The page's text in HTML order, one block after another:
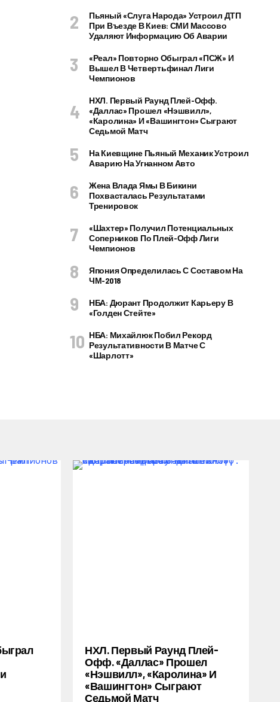
Пьяный «слуга Народа» Устроил ДТП
При Въезде В Киев: СМИ Массово
Удаляют Информацию Об Аварии
«Реал» Повторно Обыграл «ПСЖ» И
Вышел В Четвертьфинал Лиги
Чемпионов
НХЛ. Первый Раунд Плей-Офф.
«Даллас» Прошел «Нэшвилл»,
«Каролина» И «Вашингтон» Сыграют
Седьмой Матч
На Киевщине Пьяный Механик Устроил
Аварию На Угнанном Авто
Жена Влада Ямы В Бикини
Похвасталась Результатами
Тренировок
«Шахтер» Получил Потенциальных
Соперников По Плей-Офф Лиги
Чемпионов
Япония Определилась С Составом На
ЧМ-2018
НБА: Дюрант Продолжит Карьеру В
«Голден Стейте»
НБА: Михайлюк Побил Рекорд
Результативности В Матче С
«Шарлотт»
НХЛ. Первый Раунд Плей-
Офф. «Даллас» Прошел
«Нэшвилл», «Каролина» И
«Вашингтон» Сыграют
Седьмой Матч